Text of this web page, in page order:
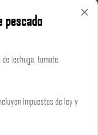
de un cebichón
pescado
lechuga, tomate,
impuestos de ley y